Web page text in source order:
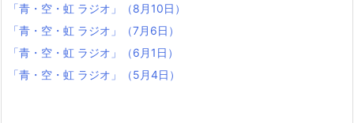
「青・空・虹 ラジオ」（8月10日）
「青・空・虹 ラジオ」（7月6日）
「青・空・虹 ラジオ」（6月1日）
「青・空・虹 ラジオ」（5月4日）